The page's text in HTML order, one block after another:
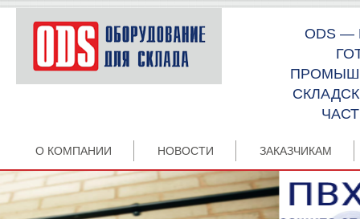
ODS
О КОМПАНИИ НОВОСТИ ЗАКАЗЧИКАМ